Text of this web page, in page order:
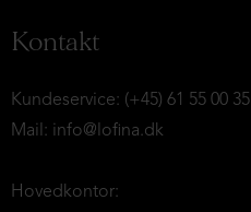
Kontakt
Kundeservice: (+45) 61 55 00 35
Mail: info@lofina.dk
Hovedkontor: